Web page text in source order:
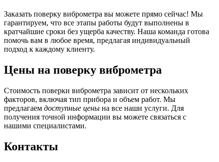
Заказать поверку виброметра вы можете прямо сейчас! Мы
гарантируем, что все этапы работы будут выполнены в
кратчайшие сроки без ущерба качеству. Наша команда готова
помочь вам в любое время, предлагая индивидуальный
подход к каждому клиенту.
Цены на поверку виброметра
Стоимость поверки виброметра зависит от нескольких
факторов, включая тип прибора и объем работ. Мы
предлагаем доступные цены на все наши услуги. Для
получения точной информации вы можете связаться с
нашими специалистами.
Контакты